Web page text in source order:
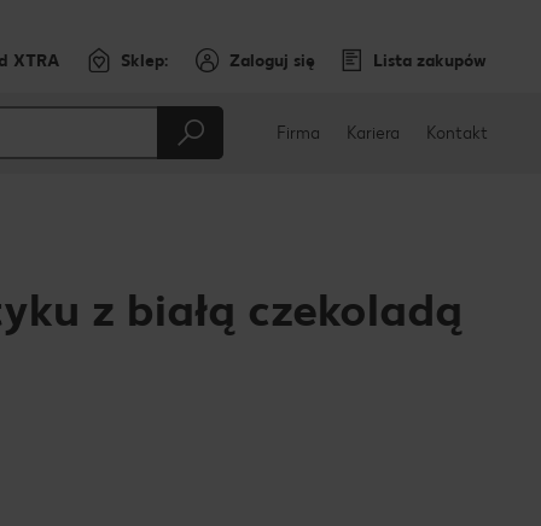
XTRA Sklep: Zaloguj się Lista zakupów
Firma Kariera Kontakt
z białą czekoladą